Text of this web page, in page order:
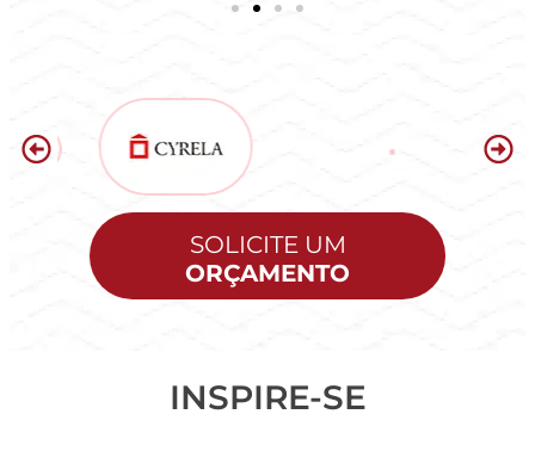
SOLICITE UM
ORÇAMENTO
INSPIRE-SE